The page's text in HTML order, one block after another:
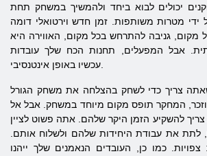
יכולים לבוא ביחד ולהמשיך במשחק תחת
ידי מטרות משותפות. זמן חדש וירטואלי דומה
מקום, גניבה להתרחש בכל מקום, האווירה היא
אבל המפעלים, תחנות הכח שלך עובדות
צריך כדי לשחק בהצלחה את משחק הגורל
המחקר תופס מקום מיוחד במשחק. אבל אל
להשקיע הזמן היקר שלהם. אתה פשוט לציין
לתת את עבודת היחידות שלהם ולשלוח אותם.
כמו כן, העובדים הנאמנים שלך ייהנו